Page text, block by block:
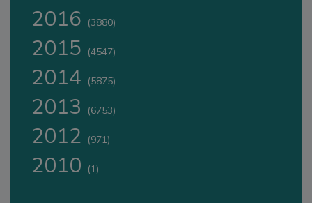
2016 (3880)
2015 (4547)
2014 (5875)
2013 (6753)
2012 (971)
2010 (1)